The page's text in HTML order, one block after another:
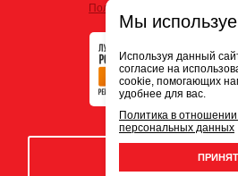
Политика обработки
ЗАПИСЬ НА
Мы
Используя данный
согласие на
cookie, помогающих
удобнее для вас.
Политика в
персональных данных